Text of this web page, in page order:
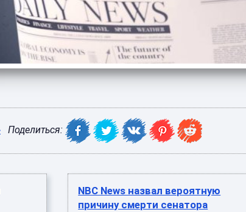
Поделиться:
NBC News назвал вероятную
причину смерти сенатора